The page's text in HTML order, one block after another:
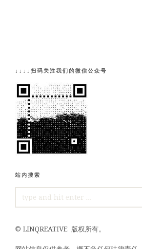
↓↓↓↓扫码关注我们的微信公众号
站内搜索
FOR:
©LINQREATIVE 版权所有。